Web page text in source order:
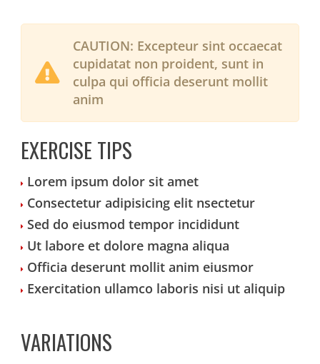
CAUTION: Excepteur sint occaecat
cupidatat non proident, sunt in
culpa qui officia deserunt mollit
anim
EXERCISE TIPS
Lorem ipsum dolor sit amet
Consectetur adipisicing elit nsectetur
Sed do eiusmod tempor incididunt
Ut labore et dolore magna aliqua
Officia deserunt mollit anim eiusmor
Exercitation ullamco laboris nisi ut aliquip
VARIATIONS